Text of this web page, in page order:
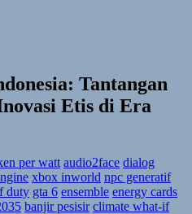
Tantangan
Etis di Era
per watt audio2face dialog
xbox inworld npc generatif
duty gta 6 ensemble energy cards
banjir pesisir climate what-if